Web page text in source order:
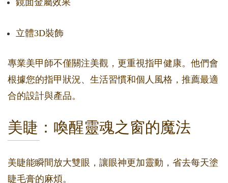
鏡面金屬效果
立體3D裝飾
專業美甲師不僅關注美觀，更重視指甲健康。他們會
根據您的指甲狀況、生活習慣和個人風格，推薦最適
合的設計與產品。
美睫：喚醒靈魂之窗的魔法
美睫能瞬間放大雙眼，讓眼神更加靈動，省去每天塗
睫毛膏的麻煩。